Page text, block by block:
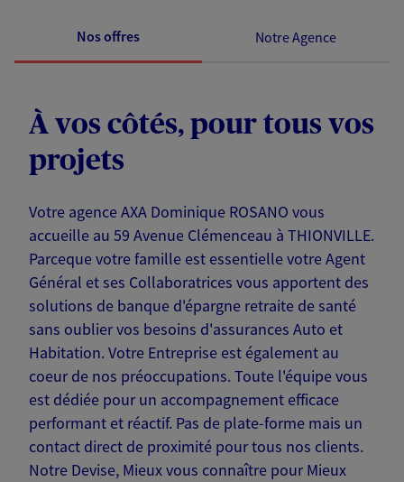
Nos offres Notre Agence
À vos côtés, pour tous vos
projets
Votre agence AXA Dominique ROSANO vous
accueille au 59 Avenue Clémenceau à THIONVILLE.
Parceque votre famille est essentielle votre Agent
Général et ses Collaboratrices vous apportent des
solutions de banque d'épargne retraite de santé
sans oublier vos besoins d'assurances Auto et
Habitation. Votre Entreprise est également au
coeur de nos préoccupations. Toute l'équipe vous
est dédiée pour un accompagnement efficace
performant et réactif. Pas de plate-forme mais un
contact direct de proximité pour tous nos clients.
Notre Devise, Mieux vous connaître pour Mieux